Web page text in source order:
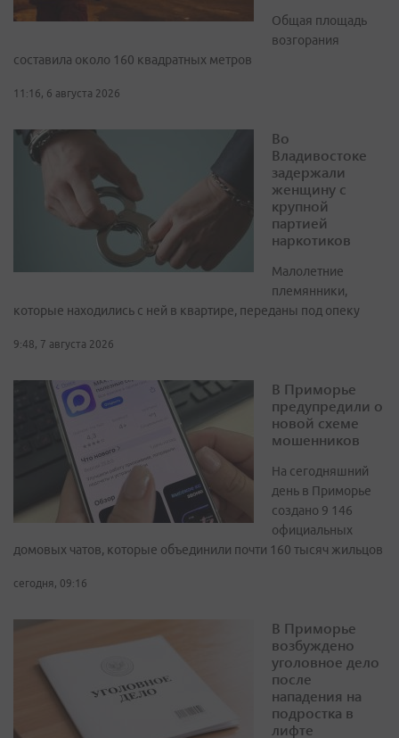
Общая площадь
возгорания
составила около 160 квадратных метров
11:16, 6 августа 2026
Во
Владивостоке
задержали
женщину с
крупной
партией
наркотиков
Малолетние
племянники,
которые находились с ней в квартире, переданы под опеку
9:48, 7 августа 2026
В Приморье
предупредили о
новой схеме
мошенников
На сегодняшний
день в Приморье
создано 9 146
официальных
домовых чатов, которые объединили почти 160 тысяч жильцов
сегодня, 09:16
В Приморье
возбуждено
уголовное дело
после
нападения на
подростка в
лифте